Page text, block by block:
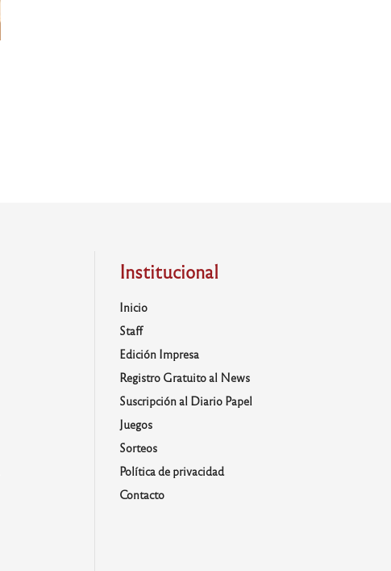
Institucional
Inicio
Staff
Edición Impresa
Registro Gratuito al News
Suscripción al Diario Papel
Juegos
Sorteos
Política de privacidad
Contacto